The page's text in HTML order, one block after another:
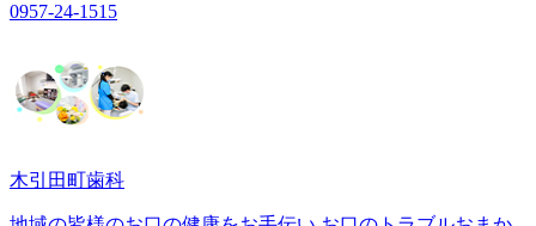
0957-24-1515
木引田町歯科